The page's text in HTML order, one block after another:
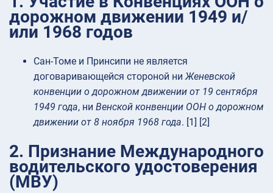
дорожном движении 1949 и/
или 1968 годов
Сан-Томе и Принсипи не является
договаривающейся стороной ниЖеневской
конвенции о дорожном движении от 19 сентября
1949 года, ни Венской конвенции ООН о дорожном
движении от 8 ноября 1968 года. [1] [2]
2. Признание Международного
водительского удостоверения
(МВУ)